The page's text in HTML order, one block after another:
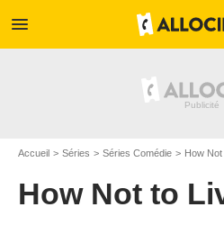
menu
Accueil Séries Séries Comédie How
How Not to